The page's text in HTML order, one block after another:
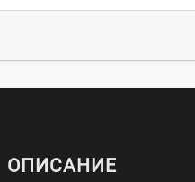
ОПИСАНИЕ